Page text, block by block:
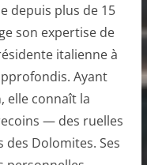
depuis plus de 15
son expertise de
italienne à
Ayant
elle connaît la
— des ruelles
des Dolomites. Ses